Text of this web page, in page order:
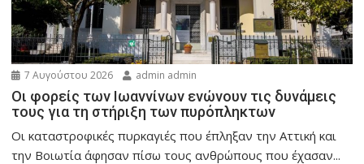
7 Αυγούστου 2026 admin admin
Οι φορείς των Ιωαννίνων ενώνουν τις δυνάμεις
τους για τη στήριξη των πυρόπληκτων
Οι καταστροφικές πυρκαγιές που έπληξαν την Αττική και
την Bοιωτία άφησαν πίσω τους ανθρώπους που έχασαν...